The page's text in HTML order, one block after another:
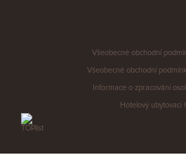
Všeobecné obchodní
Všeobecné obchodní
Informace o zpracování
Hotelový ubytovací